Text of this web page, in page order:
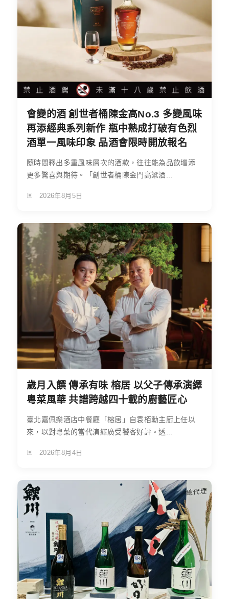
會變的酒 創世者桶陳金高No.3 多變風味
再添經典系列新作 瓶中熟成打破有色烈
酒單一風味印象 品酒會限時開放報名
隨時間釋出多重風味層次的酒款，往往能為品飲增添
更多驚喜與期待。「創世者桶陳金門高粱酒...
2026年8月5日
歲月入饌 傳承有味 榕居 以父子傳承演繹
粵菜風華 共譜跨越四十載的廚藝匠心
臺北嘉佩樂酒店中餐廳「榕居」自袁栢勳主廚上任以
來，以對粵菜的當代演繹廣受饕客好評。透...
2026年8月4日